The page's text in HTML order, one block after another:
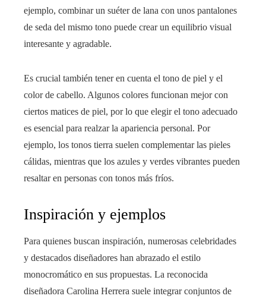
ejemplo, combinar un suéter de lana con unos pantalones
de seda del mismo tono puede crear un equilibrio visual
interesante y agradable.
Es crucial también tener en cuenta el tono de piel y el
color de cabello. Algunos colores funcionan mejor con
ciertos matices de piel, por lo que elegir el tono adecuado
es esencial para realzar la apariencia personal. Por
ejemplo, los tonos tierra suelen complementar las pieles
cálidas, mientras que los azules y verdes vibrantes pueden
resaltar en personas con tonos más fríos.
Inspiración y ejemplos
Para quienes buscan inspiración, numerosas celebridades
y destacados diseñadores han abrazado el estilo
monocromático en sus propuestas. La reconocida
diseñadora Carolina Herrera suele integrar conjuntos de